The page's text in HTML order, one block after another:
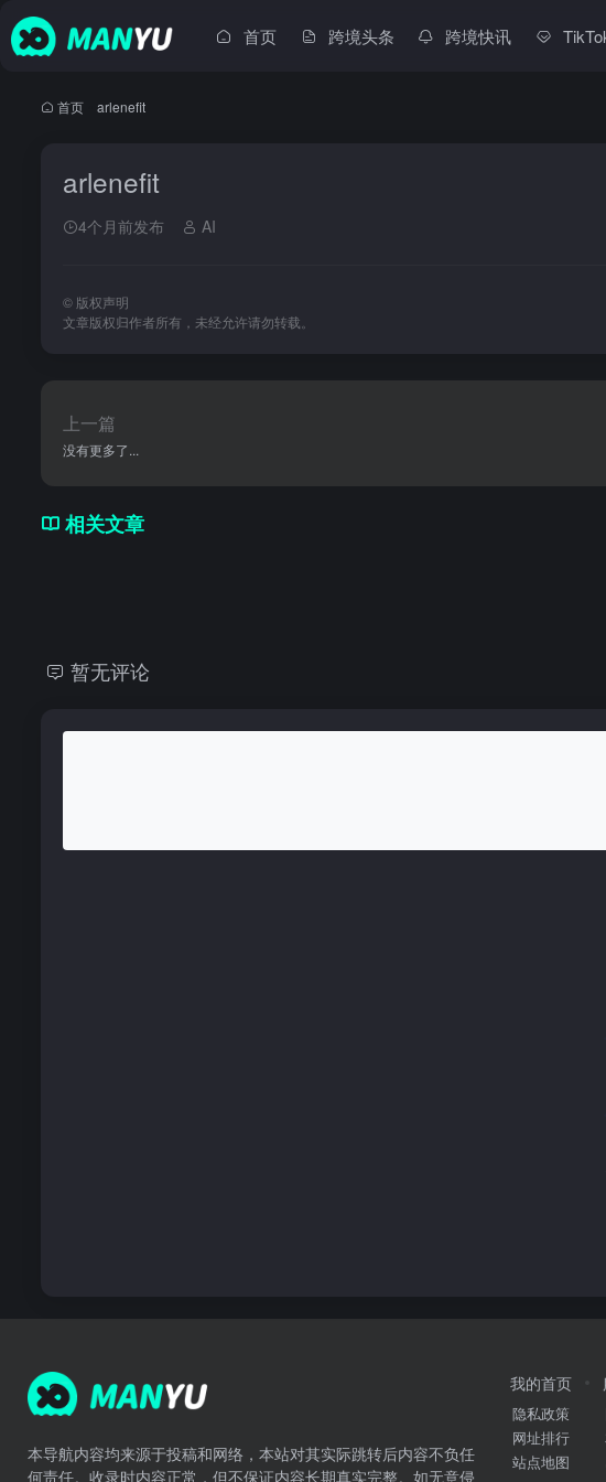
首页 跨境头条 跨境快讯
首页 arlenefit
arlenefit
4个月前发布 AI
© 版权声明
文章版权归作者所有，未经允许请勿转载。
上一篇
没有更多了...
相关文章
暂无评论
本导航内容均来源于投稿和网络，本站对其实际跳转后内容不负任
何责任。收录时内容正常，但不保证内容长期真实完整。如无意侵
我的首页
隐私政策
网址排行
站点地图